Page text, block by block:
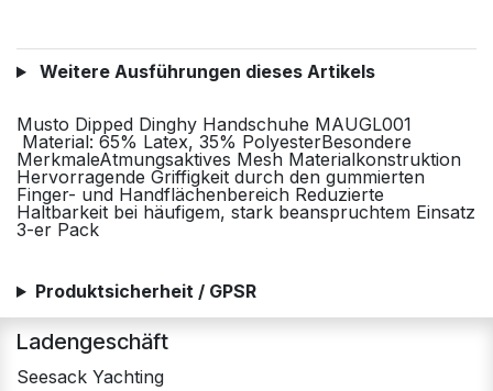
Weitere Ausführungen dieses Artikels
Musto Dipped Dinghy Handschuhe MAUGL001
Material: 65% Latex, 35% PolyesterBesondere
MerkmaleAtmungsaktives Mesh Materialkonstruktion
Hervorragende Griffigkeit durch den gummierten
Finger- und Handflächenbereich Reduzierte
Haltbarkeit bei häufigem, stark beanspruchtem Einsatz
3-er Pack
Produktsicherheit / GPSR
Ladengeschäft
Seesack Yachting